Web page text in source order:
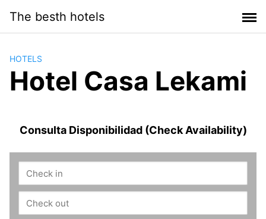
contenido
The besth hotels
HOTELS
Hotel Casa Lekami
Consulta Disponibilidad (Check Availability)